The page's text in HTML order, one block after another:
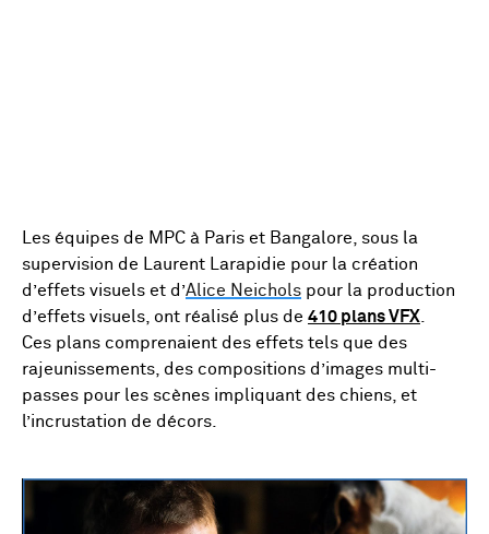
Les équipes de MPC à Paris et Bangalore, sous la
supervision de Laurent Larapidie pour la création
d’effets visuels et d’Alice Neichols pour la production
d’effets visuels, ont réalisé plus de 410 plans VFX
Ces plans comprenaient des effets tels que des
rajeunissements, des compositions d’images multi-
passes pour les scènes impliquant des chiens, et
l’incrustation de décors.